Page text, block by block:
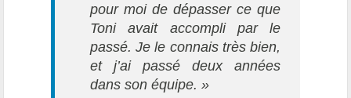
pour moi de dépasser ce que
Toni avait accompli par le
passé. Je le connais très bien,
et j’ai passé deux années
dans son équipe.»